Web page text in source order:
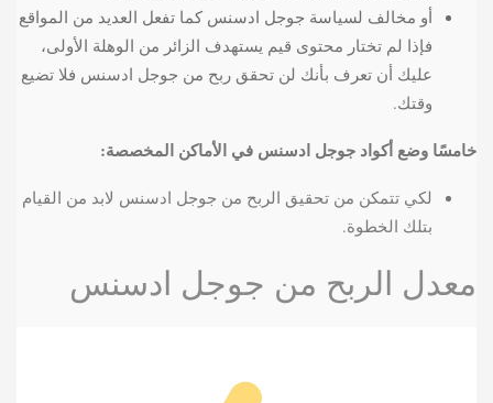
أو مخالف لسياسة جوجل ادسنس كما تفعل العديد من المواقع
فإذا لم تختار محتوى قيم يستهدف الزائر من الوهلة الأولى،
عليك أن تعرف بأنك لن تحقق ربح من جوجل ادسنس فلا تضيع
وقتك.
خامسًا وضع أكواد جوجل ادسنس في الأماكن المخصصة:
لكي تتمكن من تحقيق الربح من جوجل ادسنس لابد من القيام
بتلك الخطوة.
معدل الربح من جوجل ادسنس